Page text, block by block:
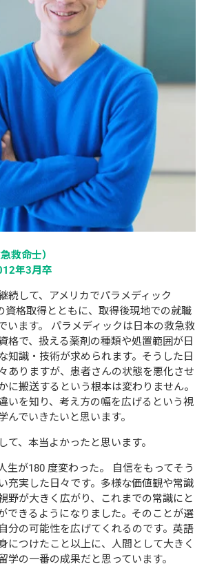
救命士）
年3月卒
続して、アメリカでパラメディック
資格取得とともに、取得後現地での就職
います。 パラメディックは日本の救急救
格で、扱える薬剤の種類や処置範囲が日
知識・技術が求められます。そうした日
ありますが、患者さんの状態を悪化させ
に搬送するという根本は変わりません。
いを知り、考え方の幅を広げるという視
んでいきたいと思います。
て、本当よかったと思います。
生が180 度変わった。 自信をもってそう
充実した日々です。多様な価値観や常識
野が大きく広がり、これまでの常識にと
できるようになりました。そのことが選
分の可能性を広げてくれるのです。英語
につけたこと以上に、人間として大きく
学の一番の成果だと思っています。